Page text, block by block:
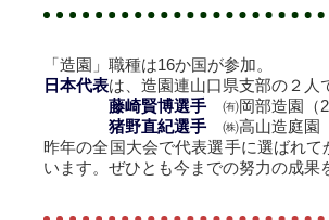
「造園」職種は16か国が参加。
日本代表は、造園連山口県支部の２人
藤崎賢博選手
㈲岡部造園（
猪野直紀選手 ㈱高山造庭園
昨年の全国大会で代表選手に選ばれ
います。ぜひとも今までの努力の成